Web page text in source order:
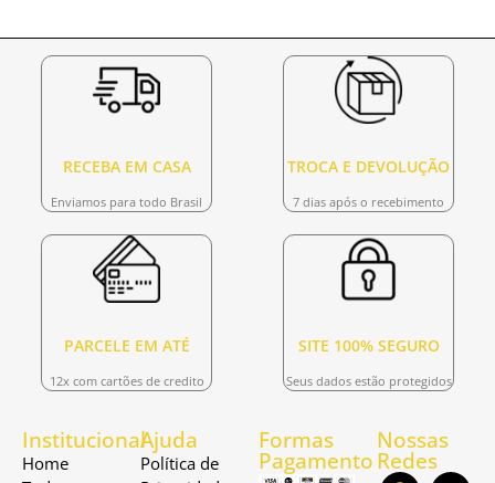
RECEBA EM CASA
Enviamos para todo Brasil
TROCA E DEVOLUÇÃO
7 dias após o recebimento
PARCELE EM ATÉ
12x com cartões de credito
SITE 100% SEGURO
Seus dados estão protegidos
Institucional
Home
Ajuda
Política de
Formas
Pagamento
Nossas
Redes